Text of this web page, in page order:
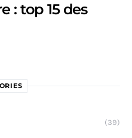
: top 15 des
(39)